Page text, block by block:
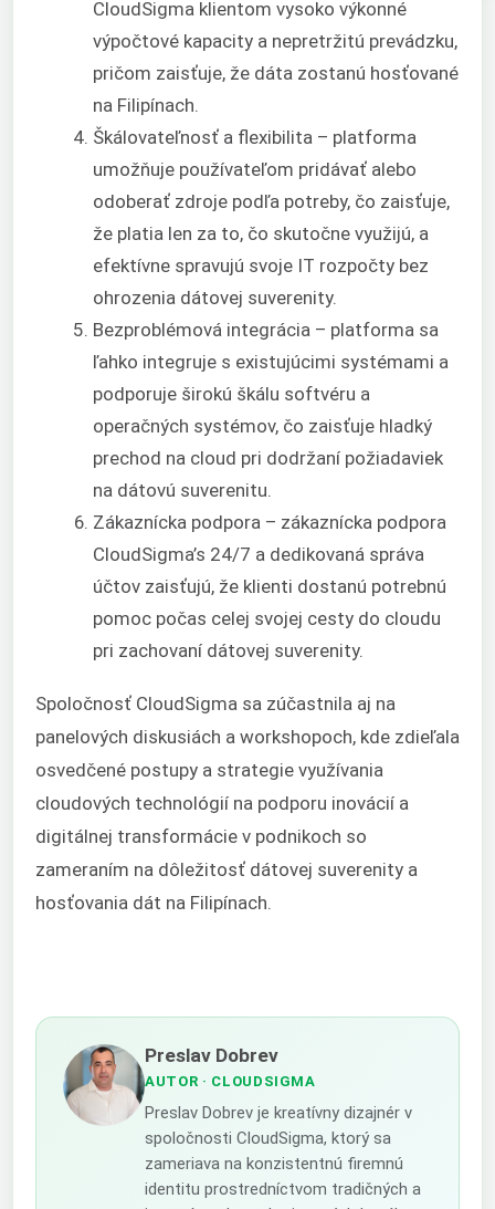
CloudSigma klientom vysoko výkonné
výpočtové kapacity a nepretržitú prevádzku,
pričom zaisťuje, že dáta zostanú hosťované
na Filipínach.
Škálovateľnosť a flexibilita – platforma
umožňuje používateľom pridávať alebo
odoberať zdroje podľa potreby, čo zaisťuje,
že platia len za to, čo skutočne využijú, a
efektívne spravujú svoje IT rozpočty bez
ohrozenia dátovej suverenity.
Bezproblémová integrácia – platforma sa
ľahko integruje s existujúcimi systémami a
podporuje širokú škálu softvéru a
operačných systémov, čo zaisťuje hladký
prechod na cloud pri dodržaní požiadaviek
na dátovú suverenitu.
Zákaznícka podpora – zákaznícka podpora
CloudSigma’s 24/7 a dedikovaná správa
účtov zaisťujú, že klienti dostanú potrebnú
pomoc počas celej svojej cesty do cloudu
pri zachovaní dátovej suverenity.
Spoločnosť CloudSigma sa zúčastnila aj na
panelových diskusiách a workshopoch, kde zdieľala
osvedčené postupy a strategie využívania
cloudových technológií na podporu inovácií a
digitálnej transformácie v podnikoch so
zameraním na dôležitosť dátovej suverenity a
hosťovania dát na Filipínach.
Preslav Dobrev
AUTOR · CLOUDSIGMA
Preslav Dobrev je kreatívny dizajnér v
spoločnosti CloudSigma, ktorý sa
zameriava na konzistentnú firemnú
identitu prostredníctvom tradičných a